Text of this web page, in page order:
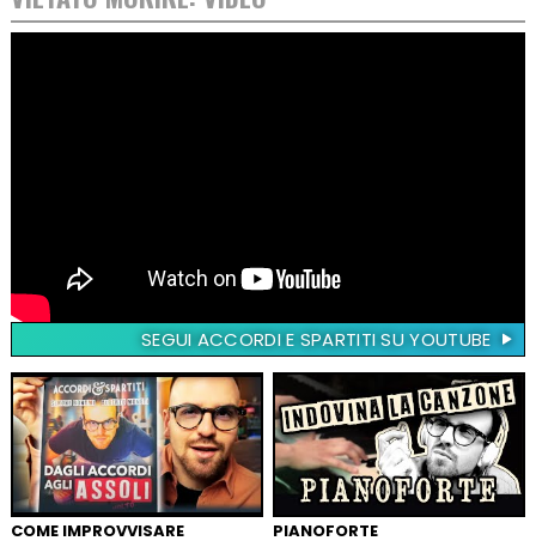
SEGUI ACCORDI E SPARTITI SU YOUTUBE
COME IMPROVVISARE PIANOFORTE